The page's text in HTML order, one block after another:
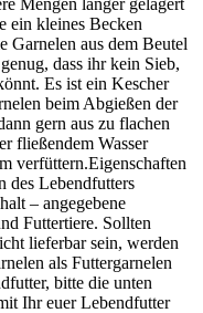
ein kleines Becken
Garnelen aus dem Beutel
dass ihr kein Sieb,
Es ist ein Kescher
beim Abgießen der
gern aus zu flachen
fließendem Wasser
verfüttern.Eigenschaften
des Lebendfutters
– angegebene
Futtertiere. Sollten
lieferbar sein, werden
als Futtergarnelen
bitte die unten
Ihr euer Lebendfutter